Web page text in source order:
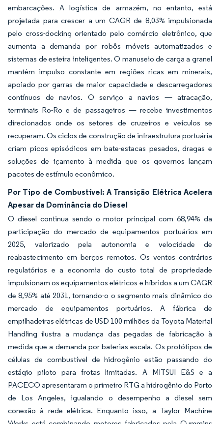
embarcações. A logística de armazém, no entanto, está
projetada para crescer a um CAGR de 8,03% impulsionada
pelo cross-docking orientado pelo comércio eletrônico, que
aumenta a demanda por robôs móveis automatizados e
sistemas de esteira inteligentes. O manuseio de carga a granel
mantém impulso constante em regiões ricas em minerais,
apoiado por garras de maior capacidade e descarregadores
contínuos de navios. O serviço a navios — atracação,
terminais Ro-Ro e de passageiros — recebe investimentos
direcionados onde os setores de cruzeiros e veículos se
recuperam. Os ciclos de construção de infraestrutura portuária
criam picos episódicos em bate-estacas pesados, dragas e
soluções de içamento à medida que os governos lançam
pacotes de estímulo econômico.
Por Tipo de Combustível: A Transição Elétrica Acelera
Apesar da Dominância do Diesel
O diesel continua sendo o motor principal com 68,94% da
participação do mercado de equipamentos portuários em
2025, valorizado pela autonomia e velocidade de
reabastecimento em berços remotos. Os ventos contrários
regulatórios e a economia do custo total de propriedade
impulsionam os equipamentos elétricos e híbridos a um CAGR
de 8,95% até 2031, tornando-o o segmento mais dinâmico do
mercado de equipamentos portuários. A fábrica de
empilhadeiras elétricas de USD 100 milhões da Toyota Material
Handling ilustra a mudança das pegadas de fabricação à
medida que a demanda por baterias escala. Os protótipos de
células de combustível de hidrogênio estão passando do
estágio piloto para frotas limitadas. A MITSUI E&S e a
PACECO apresentaram o primeiro RTG a hidrogênio do Porto
de Los Angeles, igualando o desempenho a diesel sem
conexão à rede elétrica. Enquanto isso, a Taylor Machine